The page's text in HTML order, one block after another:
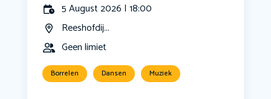
5 August 2026 | 18:00
Reeshofdij...
Geen limiet
Borrelen Dansen Muziek